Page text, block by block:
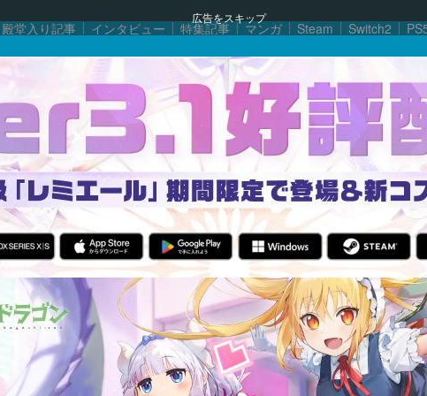
広告をスキップ
殿堂入り記事 インタビュー 特集記事 マンガ Steam Switch2